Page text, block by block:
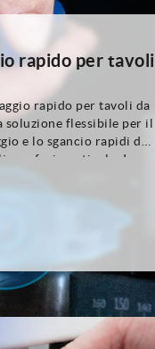
rapido per tavoli
rapido per tavoli da
soluzione flessibile per il
e lo sgancio rapidi dei
con fori a reticolo. I
un
la soluzione ideale
di attrezzature, la